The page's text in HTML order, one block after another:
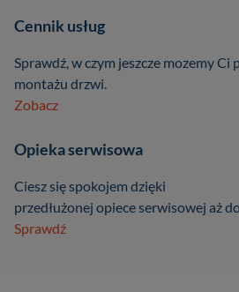
Cennik usług
Sprawdź, w czym jeszcze mozemy Ci
montażu drzwi.
Zobacz
Opieka serwisowa
Ciesz się spokojem dzięki
przedłużonej opiece serwisowej aż
Sprawdź